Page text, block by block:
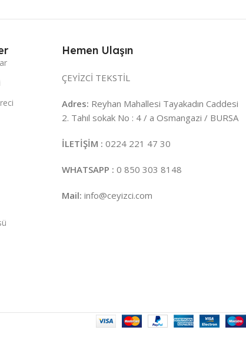
Hemen Ulaşın
ÇEYİZCİ TEKSTİL
Adres: Reyhan Mahallesi Tayakadın Caddesi
2. Tahıl sokak No : 4 / a Osmangazi / BURSA
İLETİŞİM : 0224 221 47 30
WHATSAPP : 0 850 303 8148
Mail: info@ceyizci.com